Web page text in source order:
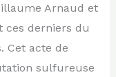
Arnaud et
ces derniers du
Cet acte de
sulfureuse